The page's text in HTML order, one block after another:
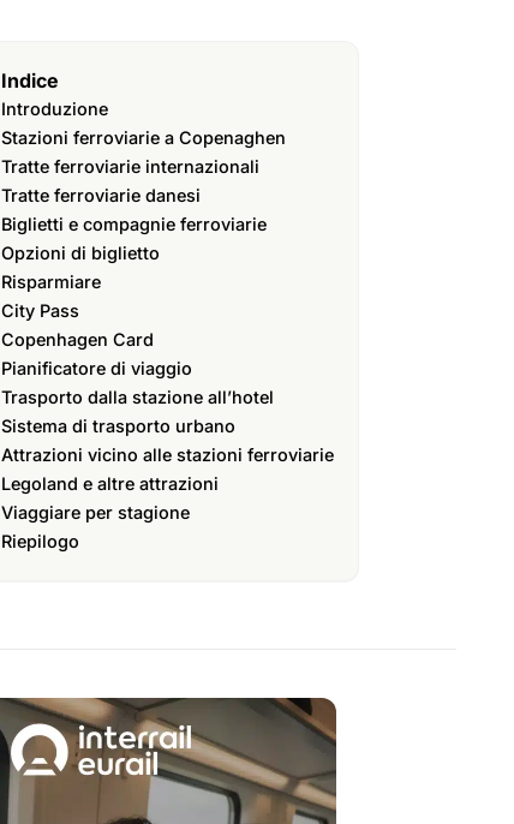
Indice
Introduzione
Stazioni ferroviarie a Copenaghen
Tratte ferroviarie internazionali
Tratte ferroviarie danesi
Biglietti e compagnie ferroviarie
Opzioni di biglietto
Risparmiare
City Pass
Copenhagen Card
Pianificatore di viaggio
Trasporto dalla stazione all’hotel
Sistema di trasporto urbano
Attrazioni vicino alle stazioni ferroviarie
Legoland e altre attrazioni
Viaggiare per stagione
Riepilogo